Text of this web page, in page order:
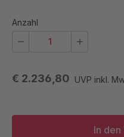
€ 2.236,80 UVP inkl.
Anzahl
In